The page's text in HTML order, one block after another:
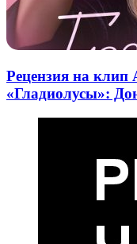
Рецензия на
«Гладиолусы»: